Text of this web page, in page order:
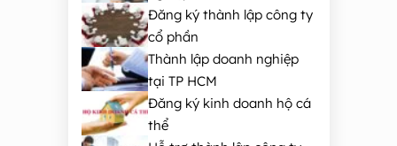
Đăng ký thành lập công ty
cổ phần
Thành lập doanh nghiệp
tại TP HCM
Đăng ký kinh doanh hộ cá
thể